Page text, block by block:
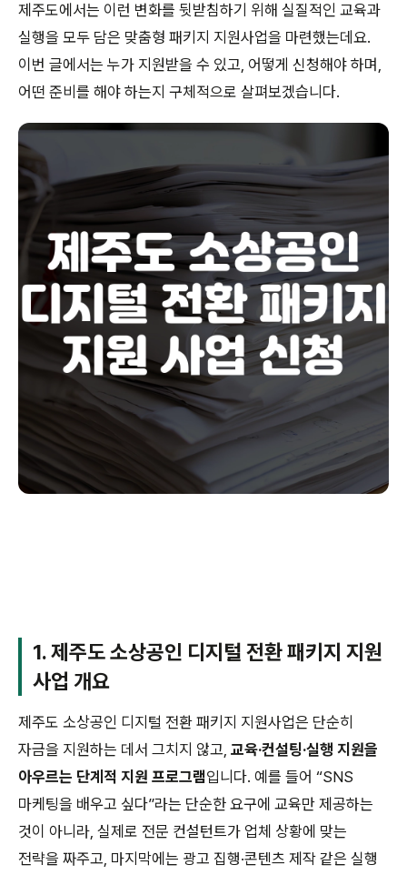
제주도에서는 이런 변화를 뒷받침하기 위해 실질적인 교육과
실행을 모두 담은 맞춤형 패키지 지원사업을 마련했는데요.
이번 글에서는 누가 지원받을 수 있고, 어떻게 신청해야 하며,
어떤 준비를 해야 하는지 구체적으로 살펴보겠습니다.
1. 제주도 소상공인 디지털 전환 패키지 지원
사업 개요
제주도 소상공인 디지털 전환 패키지 지원사업은 단순히
자금을 지원하는 데서 그치지 않고, 교육·컨설팅·실행 지원을
아우르는 단계적 지원 프로그램입니다. 예를 들어 “SNS
마케팅을 배우고 싶다”라는 단순한 요구에 교육만 제공하는
것이 아니라, 실제로 전문 컨설턴트가 업체 상황에 맞는
전략을 짜주고, 마지막에는 광고 집행·콘텐츠 제작 같은 실행